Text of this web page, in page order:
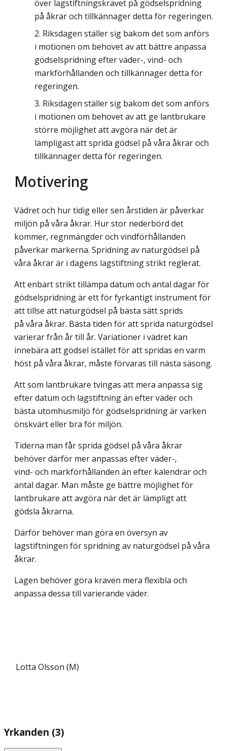
över lagstiftningskravet på gödselspridning
på åkrar och tillkännager detta för regeringen.
Riksdagen ställer sig bakom det som anförs
i motionen om behovet av att bättre anpassa
gödselspridning efter väder-, vind- och
markförhållanden och tillkännager detta för
regeringen.
Riksdagen ställer sig bakom det som anförs
i motionen om behovet av att ge lantbrukare
större möjlighet att avgöra när det är
lämpligast att sprida gödsel på våra åkrar och
tillkännager detta för regeringen.
Motivering
Vädret och hur tidig eller sen årstiden är påverkar
miljön på våra åkrar. Hur stor nederbörd det
kommer, regnmängder och vindförhållanden
påverkar markerna. Spridning av naturgödsel på
våra åkrar är i dagens lagstiftning strikt reglerat.
Att enbart strikt tillämpa datum och antal dagar för
gödselspridning är ett för fyrkantigt instrument för
att tillse att naturgödsel på bästa sätt sprids
på våra åkrar. Bästa tiden för att sprida naturgödsel
varierar från år till år. Variationer i vädret kan
innebära att gödsel istället för att spridas en varm
höst på våra åkrar, måste förvaras till nästa säsong.
Att som lantbrukare tvingas att mera anpassa sig
efter datum och lagstiftning än efter väder och
bästa utomhusmiljö för gödselspridning är varken
önskvärt eller bra för miljön.
Tiderna man får sprida gödsel på våra åkrar
behöver därför mer anpassas efter väder-,
vind- och markförhållanden än efter kalendrar och
antal dagar. Man måste ge bättre möjlighet för
lantbrukare att avgöra när det är lämpligt att
gödsla åkrarna.
Därför behöver man göra en översyn av
lagstiftningen för spridning av naturgödsel på våra
åkrar.
Lagen behöver göra kraven mera flexibla och
anpassa dessa till varierande väder.
Lotta Olsson (M)
Yrkanden (3)